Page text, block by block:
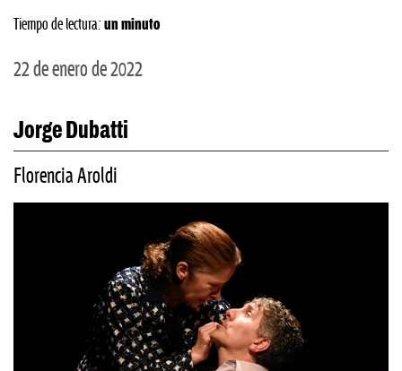
Tiempo de lectura: un minuto
22 de enero de 2022
Jorge Dubatti
Florencia Aroldi